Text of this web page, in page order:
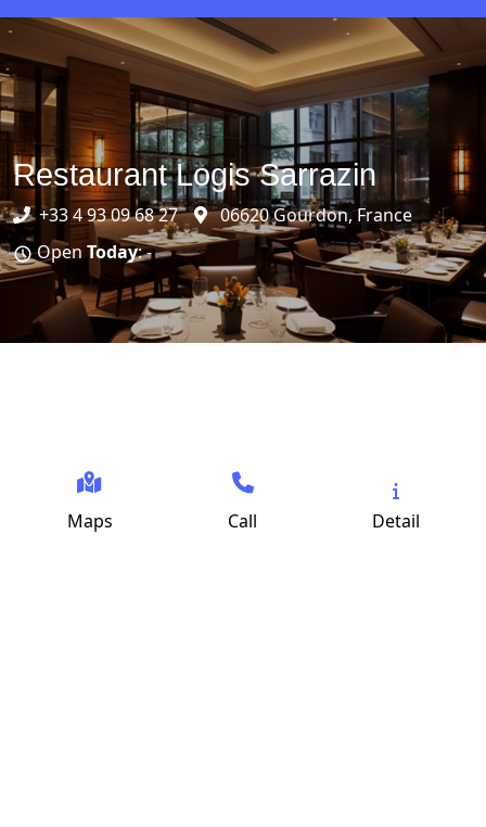
Restaurant Logis Sarrazin
+33 4 93 09 68 27
06620 Gourdon, France
OpenToday: -
Maps Call Detail